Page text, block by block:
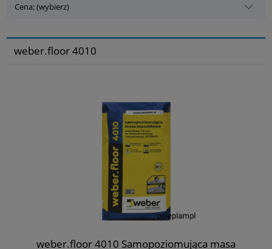
Cena: (wybierz)
weber.floor 4010
weber.floor 4010 Samopoziomująca masa